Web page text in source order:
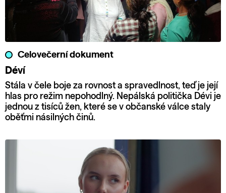
Celovečerní dokument
Déví
Stála v čele boje za rovnost a spravedlnost, teď je její
hlas pro režim nepohodlný. Nepálská politička Dévi je
jednou z tisíců žen, které se v občanské válce staly
oběťmi násilných činů.